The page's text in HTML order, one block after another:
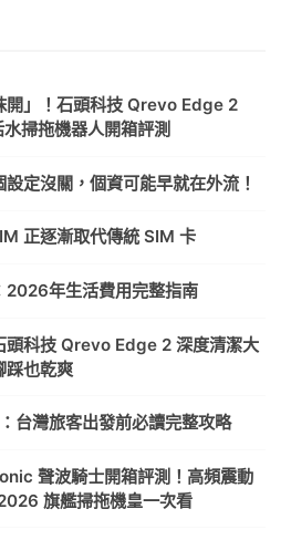
開」！石頭科技 Qrevo Edge 2
掃拖機器人開箱評測
定沒關，個資可能早就在外流！
正逐漸取代傳統 SIM 卡
2026年生活費用完整指南
頭科技 Qrevo Edge 2 深度清潔大
踩也乾爽
台灣旅客出發前必讀完整攻略
聲波騎士開箱評測！高頻震動
旗艦掃拖機皇一次看